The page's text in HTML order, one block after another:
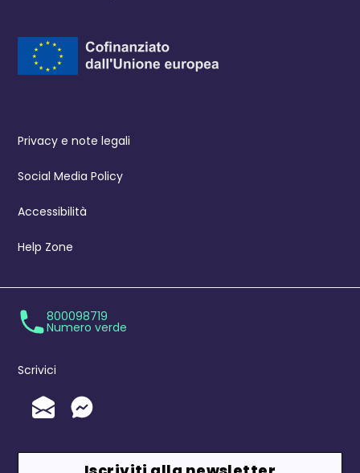
Privacy e note legali
Social Media Policy
Accessibilità
Help Zone
800098719
Numero verde
Scrivici
Invia un'Email
Messenger